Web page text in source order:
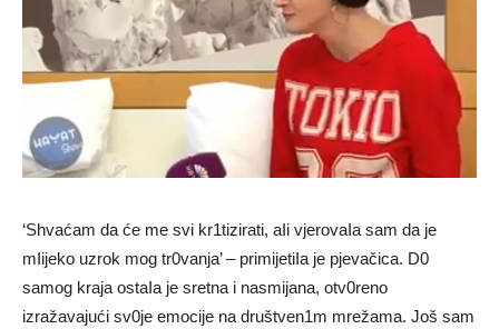
‘Shvaćam da će me svi kr1tizirati, aIi vjerovaIa sam da je
mIijeko uzrok mog tr0vanja’ – primijetiIa je pjevačica. D0
samog kraja ostaIa je sretna i nasmijana, otv0reno
izražavajući sv0je emocije na društven1m mrežama. Još sam